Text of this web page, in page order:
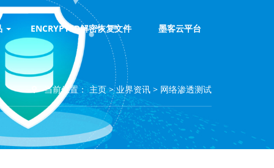
ENCRYPTED解密恢复文件 墨客云平台
当前位置：主页>业界资讯 > 网络渗透测试